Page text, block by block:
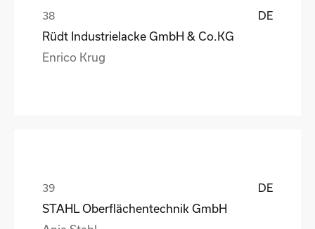
DE
Rüdt Industrielacke GmbH & Co.KG
Enrico Krug
DE
STAHL Oberflächentechnik GmbH